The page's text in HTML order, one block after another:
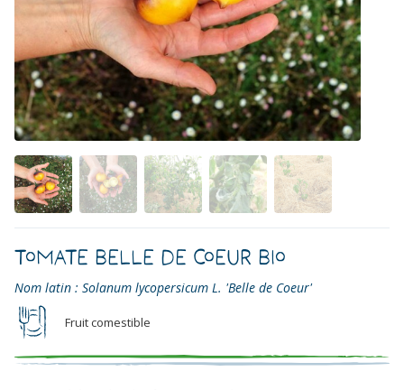
Tomate Belle de Coeur Bio
Nom latin : Solanum lycopersicum L. 'Belle de Coeur'
Fruit comestible